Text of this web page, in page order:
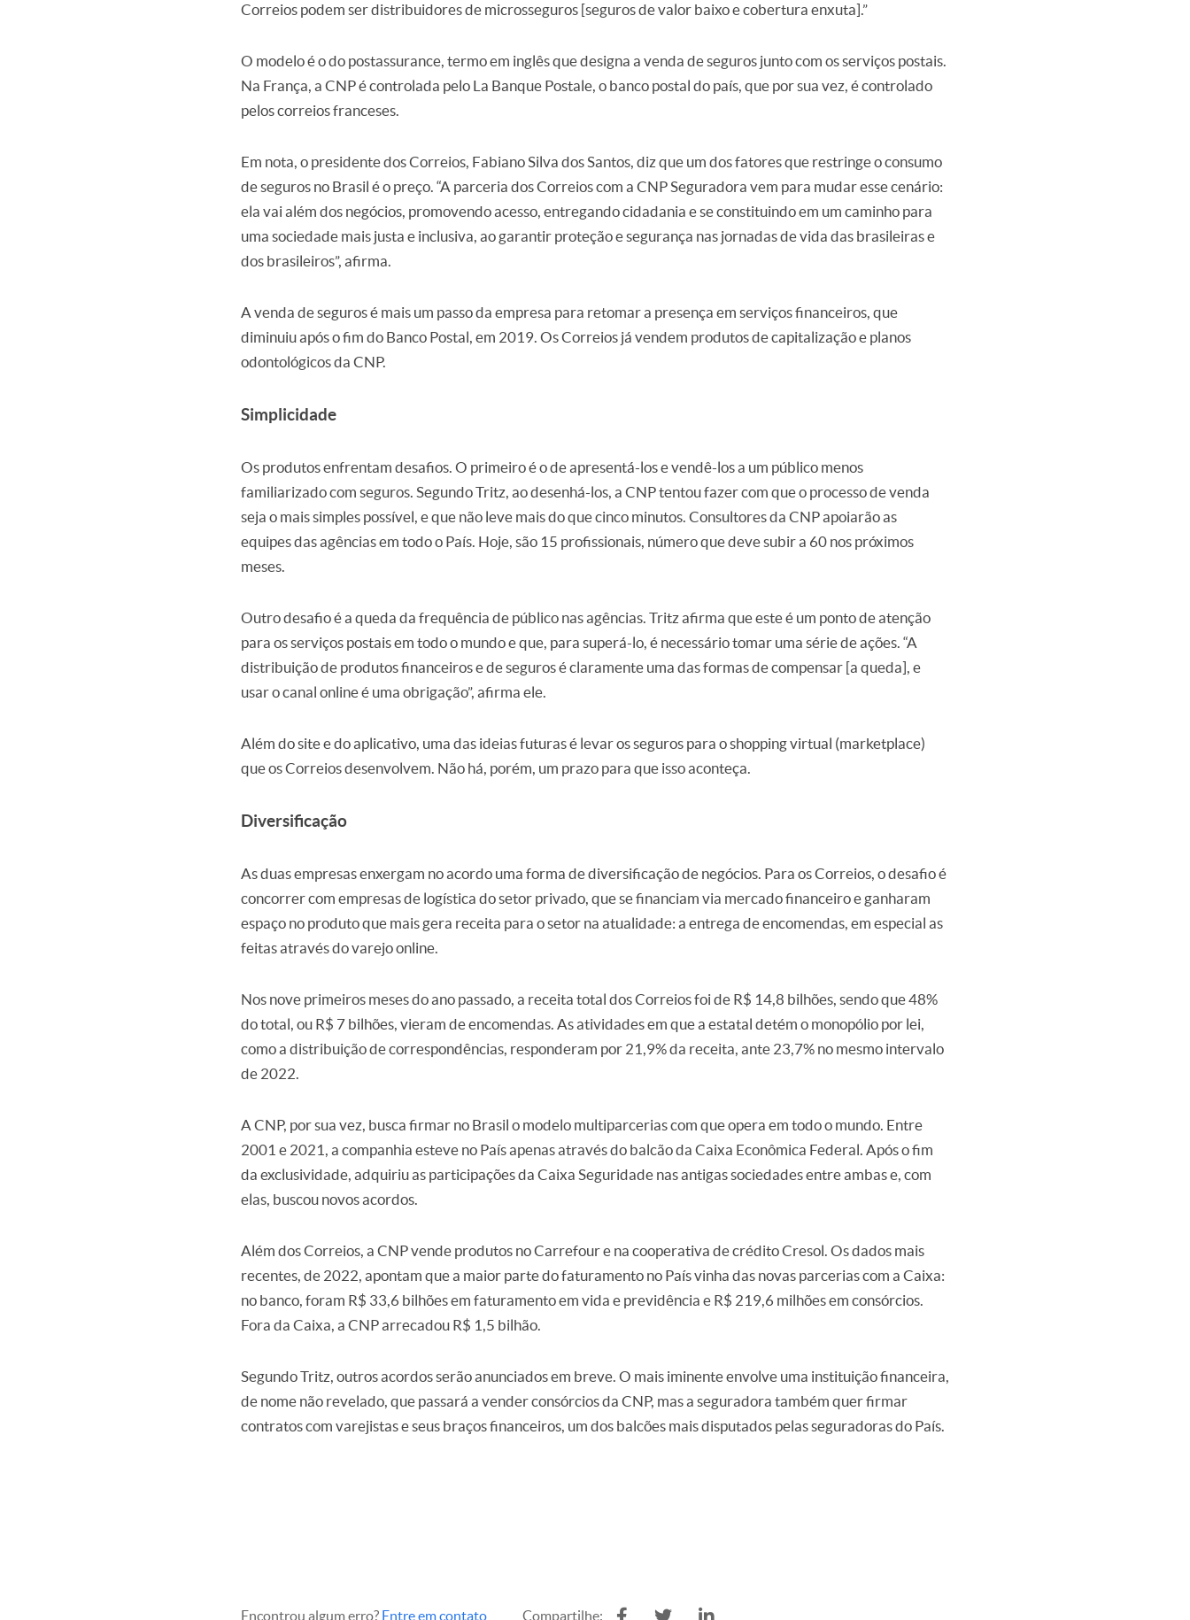
Correios podem ser distribuidores de microsseguros [seguros de valor baixo e cobertura enxuta].”
O modelo é o do postassurance, termo em inglês que designa a venda de seguros junto com os serviços postais.
Na França, a CNP é controlada pelo La Banque Postale, o banco postal do país, que por sua vez, é controlado
pelos correios franceses.
Em nota, o presidente dos Correios, Fabiano Silva dos Santos, diz que um dos fatores que restringe o consumo
de seguros no Brasil é o preço. “A parceria dos Correios com a CNP Seguradora vem para mudar esse cenário:
ela vai além dos negócios, promovendo acesso, entregando cidadania e se constituindo em um caminho para
uma sociedade mais justa e inclusiva, ao garantir proteção e segurança nas jornadas de vida das brasileiras e
dos brasileiros”, afirma.
A venda de seguros é mais um passo da empresa para retomar a presença em serviços financeiros, que
diminuiu após o fim do Banco Postal, em 2019. Os Correios já vendem produtos de capitalização e planos
odontológicos da CNP.
Simplicidade
Os produtos enfrentam desafios. O primeiro é o de apresentá-los e vendê-los a um público menos
familiarizado com seguros. Segundo Tritz, ao desenhá-los, a CNP tentou fazer com que o processo de venda
seja o mais simples possível, e que não leve mais do que cinco minutos. Consultores da CNP apoiarão as
equipes das agências em todo o País. Hoje, são 15 profissionais, número que deve subir a 60 nos próximos
meses.
Outro desafio é a queda da frequência de público nas agências. Tritz afirma que este é um ponto de atenção
para os serviços postais em todo o mundo e que, para superá-lo, é necessário tomar uma série de ações. “A
distribuição de produtos financeiros e de seguros é claramente uma das formas de compensar [a queda], e
usar o canal online é uma obrigação”, afirma ele.
Além do site e do aplicativo, uma das ideias futuras é levar os seguros para o shopping virtual (marketplace)
que os Correios desenvolvem. Não há, porém, um prazo para que isso aconteça.
Diversificação
As duas empresas enxergam no acordo uma forma de diversificação de negócios. Para os Correios, o desafio é
concorrer com empresas de logística do setor privado, que se financiam via mercado financeiro e ganharam
espaço no produto que mais gera receita para o setor na atualidade: a entrega de encomendas, em especial as
feitas através do varejo online.
Nos nove primeiros meses do ano passado, a receita total dos Correios foi de R$ 14,8 bilhões, sendo que 48%
do total, ou R$ 7 bilhões, vieram de encomendas. As atividades em que a estatal detém o monopólio por lei,
como a distribuição de correspondências, responderam por 21,9% da receita, ante 23,7% no mesmo intervalo
de 2022.
A CNP, por sua vez, busca firmar no Brasil o modelo multiparcerias com que opera em todo o mundo. Entre
2001 e 2021, a companhia esteve no País apenas através do balcão da Caixa Econômica Federal. Após o fim
da exclusividade, adquiriu as participações da Caixa Seguridade nas antigas sociedades entre ambas e, com
elas, buscou novos acordos.
Além dos Correios, a CNP vende produtos no Carrefour e na cooperativa de crédito Cresol. Os dados mais
recentes, de 2022, apontam que a maior parte do faturamento no País vinha das novas parcerias com a Caixa:
no banco, foram R$ 33,6 bilhões em faturamento em vida e previdência e R$ 219,6 milhões em consórcios.
Fora da Caixa, a CNP arrecadou R$ 1,5 bilhão.
Segundo Tritz, outros acordos serão anunciados em breve. O mais iminente envolve uma instituição financeira,
de nome não revelado, que passará a vender consórcios da CNP, mas a seguradora também quer firmar
contratos com varejistas e seus braços financeiros, um dos balcões mais disputados pelas seguradoras do País.
Encontrou algum erro? Entre em contato Compartilhe: